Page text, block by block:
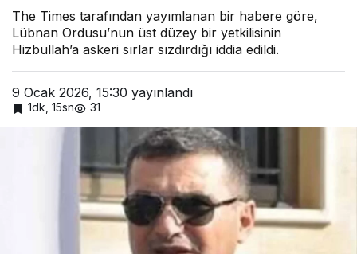
The Times tarafından yayımlanan bir habere göre,
Lübnan Ordusu’nun üst düzey bir yetkilisinin
Hizbullah’a askeri sırlar sızdırdığı iddia edildi.
9 Ocak 2026, 15:30 yayınlandı
1dk, 15sn 31